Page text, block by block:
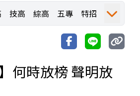
技高 綜高 五專
特招
職探成果
何時放榜 聲明放